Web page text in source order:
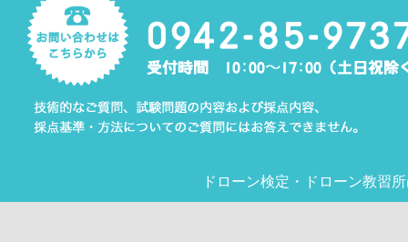
ドローン検定 ・ ドローン教習所